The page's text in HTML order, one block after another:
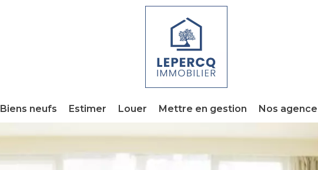
Biens neufs Estimer Louer Mettre en gestion Nos